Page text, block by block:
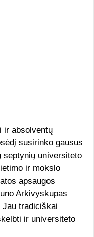
ir absolventų
susirinko gausus
universiteto
ir mokslo
apsaugos
Arkivyskupas
Jau tradiciškai
ir universiteto